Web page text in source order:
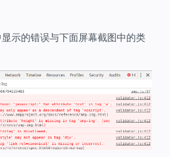
示的错误与下面屏幕截图中的类